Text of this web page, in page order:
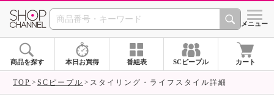
SHOP CHANNEL シメニュー
商品を探す 本日お買得 番組表 SCピープル カート
TOP SCピープル スタイリング・ライフスタイル詳細